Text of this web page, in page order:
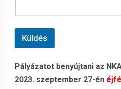
Küldés
Pályázatot benyújtani az
2023. szeptember 27-én